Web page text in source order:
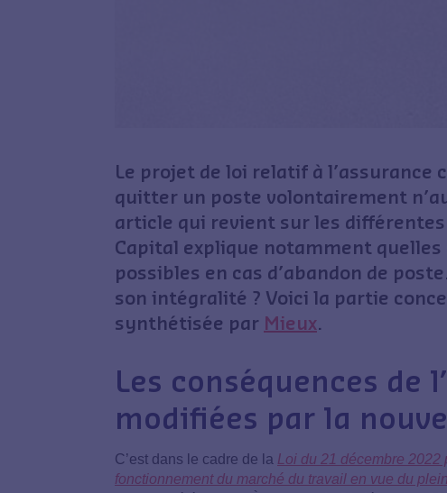
Le projet de loi relatif à l’assurance
quitter un poste volontairement
article qui revient sur les
Capital explique notamment quelles
possibles en cas d’abandon de
son intégralité ? Voici la partie
synthétisée par Mieux.
Les conséquences de
modifiées par la
C’est dans le cadre de la Loi du 21 décembre 2022
fonctionnement du marché du travail en vue du